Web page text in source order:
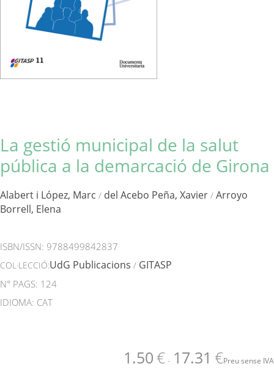
La gestió municipal de la salut
pública a la demarcació de Girona
Alabert i López, Marc / del Acebo Peña, Xavier / Arroyo
Borrell, Elena
ISBN/ISSN: 9788499842837
COL·LECCIÓ:UdG Publicacions / GITASP
N° PAGS: 124
IDIOMA: CAT
1.50 € - 17.31 €Preu sense IVA